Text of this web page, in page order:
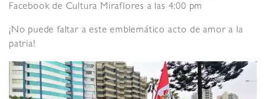
Facebook de Cultura Miraflores a las 4:00 pm
¡No puede faltar a este emblemático acto de amor a la
patria!